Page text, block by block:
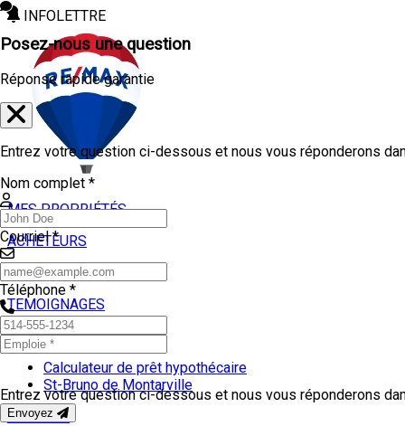
INFOLETTRE
MES PROPRIÉTÉS
ACHETEURS
VENDEURS
TEMOIGNAGES
OUTILS
Calculateur de prêt hypothécaire
St-Bruno de Montarville
CONTACT
Posez-nous une question
Réponse rapide garantie
Entrez votre question ci-dessous et nous vous réponderons
Nom complet *
Courriel *
Téléphone *
Entrez votre question ci-dessous et nous vous réponderons
Envoyez